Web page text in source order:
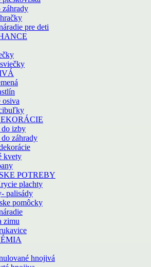
pre deti
osiva
do izby
záhrady
kvety
POTREBY
plachty
palisády
pomôcky
zimu
hnojivá